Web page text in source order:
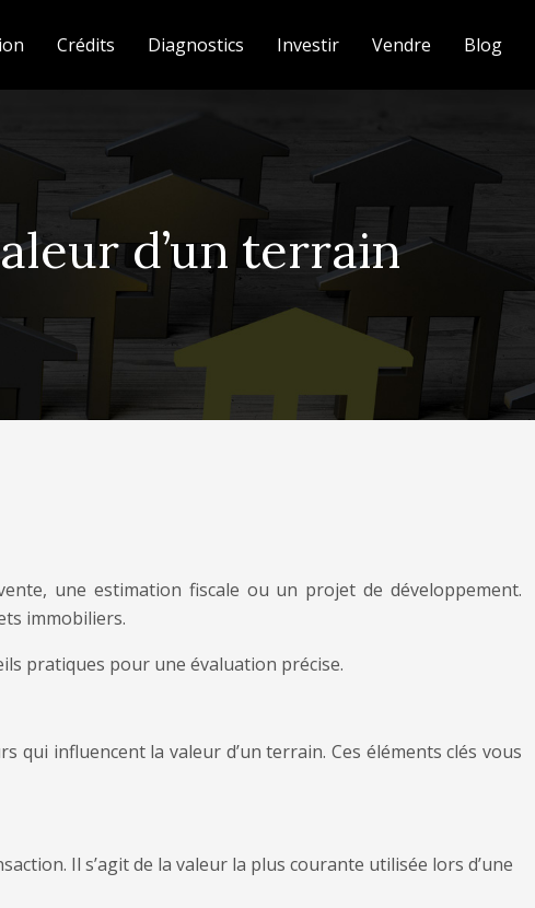
Crédits Diagnostics Investir Vendre Blog
d’un terrain
une estimation fiscale ou un projet de développement.
immobiliers.
pratiques pour une évaluation précise.
qui influencent la valeur d’un terrain. Ces éléments clés vous
Il s’agit de la valeur la plus courante utilisée lors d’une